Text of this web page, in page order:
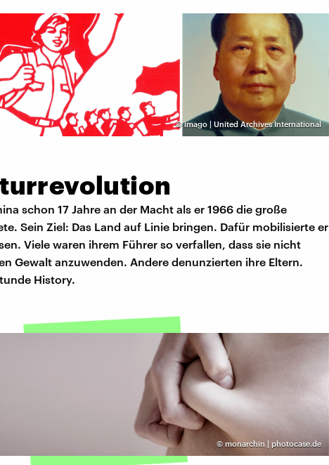
©imago | United Archives International
schon 17 Jahre an der Macht als er 1966 die große
Sein Ziel: Das Land auf Linie bringen. Dafür mobilisierte er
Viele waren ihrem Führer so verfallen, dass sie nicht
Gewalt anzuwenden. Andere denunzierten ihre Eltern.
History.
© monarchin | photocase.de